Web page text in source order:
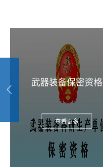
武器装备承制资质
查看更多